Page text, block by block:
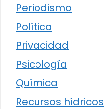
Periodismo
Política
Privacidad
Psicología
Química
Recursos hídricos